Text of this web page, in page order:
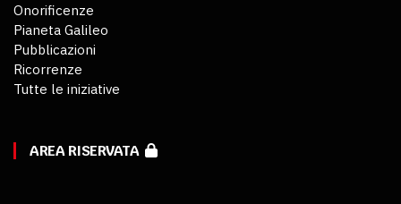
Onorificenze
Pianeta Galileo
Pubblicazioni
Ricorrenze
Tutte le iniziative
AREA RISERVATA